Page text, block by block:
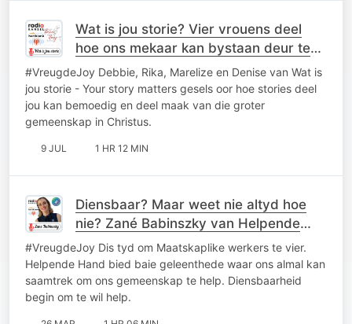
Wat is jou storie? Vier vrouens deel
hoe ons mekaar kan bystaan deur te
deel.
#VreugdeJoy Debbie, Rika, Marelize en Denise van Wat is
jou storie - Your story matters gesels oor hoe stories deel
jou kan bemoedig en deel maak van die groter
gemeenskap in Christus.
9 JUL 1 HR 12 MIN
Diensbaar? Maar weet nie altyd hoe
nie? Zané Babinszky van Helpende
Hand kom deel hoe.
#VreugdeJoy Dis tyd om Maatskaplike werkers te vier.
Helpende Hand bied baie geleenthede waar ons almal kan
saamtrek om ons gemeenskap te help. Diensbaarheid
begin om te wil help.